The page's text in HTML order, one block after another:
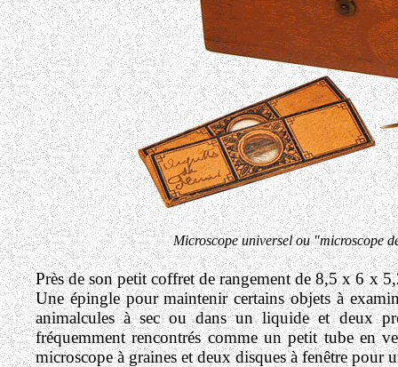
Microscope universel ou "microscope
Près de son petit coffret de rangement de 8,5 x 6 x
Une épingle pour maintenir certains objets à
animalcules à sec ou dans un liquide et deux
fréquemment rencontrés comme un petit tube en
microscope à graines et deux disques à fenêtre pour